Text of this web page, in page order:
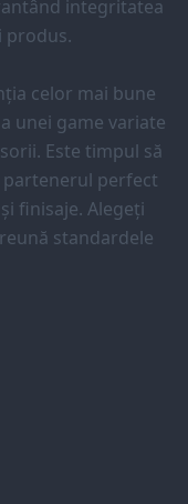
integritatea
produs.
celor mai bune
unei game variate
Este timpul să
perfect
finisaje. Alegeți
standardele